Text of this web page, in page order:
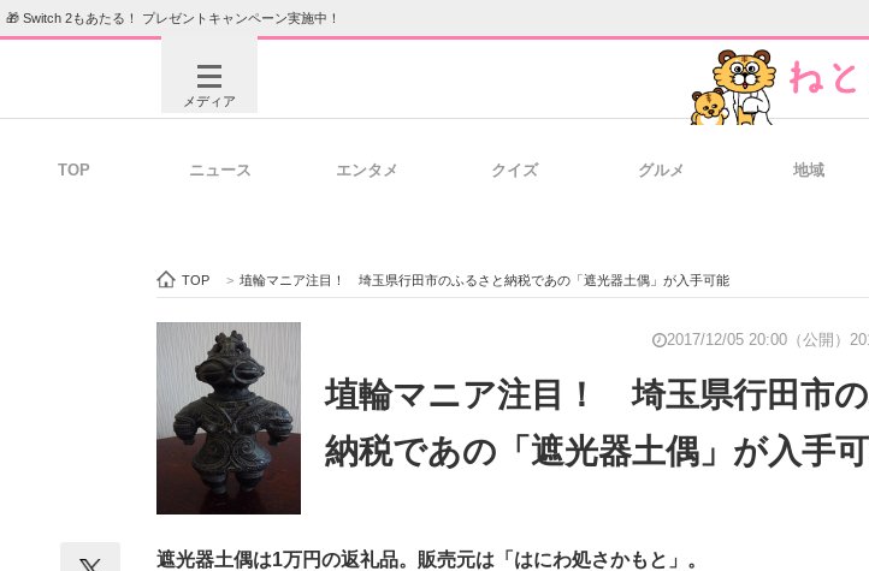
🎁 Switch 2もあたる！ プレゼントキャンペーン実施中！
メディア
ビジネスと働き方のヒント
ITエンジニア向け専門サイト 企業向けIT製品の総合サイト IT製品の技術・比較・
モノづくり技術者専門サイト エレクトロニクス専門サイト
TOP ニュース エンタメ クイズ グルメ 地域
TOP > 埴輪マニア注目！ 埼玉県行田市のふるさと納税であの「遮光器土偶」が入手可能
2017/12/05 20:00（公開）
埴輪マニア注目！ 埼玉県行田市
納税であの「遮光器土偶」が入手
遮光器土偶は1万円の返礼品。販売元は「はにわ処さかもと」。